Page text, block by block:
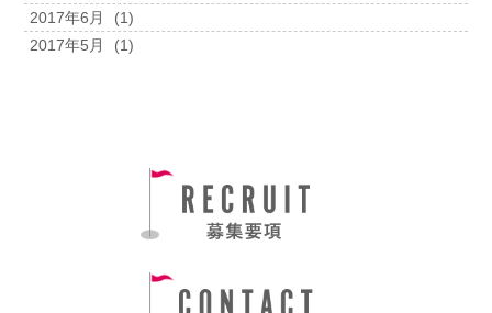
2017年6月
(1)
2017年5月
(1)